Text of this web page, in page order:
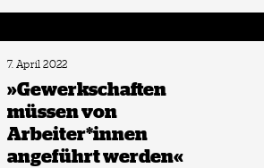
7. April 2022
»Gewerkschaften
müssen von
Arbeiter*innen
angeführt werden«